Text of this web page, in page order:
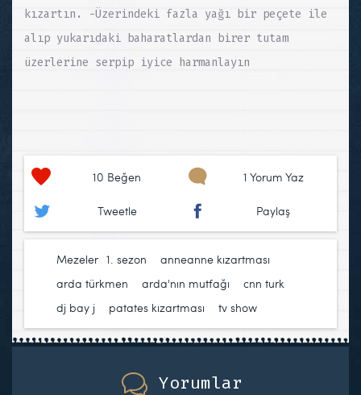
kızartın. -Üzerindeki fazla yağı bir peçete ile
alıp yukarıdaki baharatlardan birer tutam
üzerlerine serpip iyice harmanlayın
10 Beğen 1 Yorum Yaz
Tweetle Paylaş
Mezeler 1. sezon anneanne kızartması
arda türkmen
arda'nın mutfağı cnn turk
dj bay j
patates kızartması tv show
Yorumlar